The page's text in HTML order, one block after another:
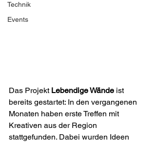
Technik
Events
Das Projekt Lebendige Wände ist
bereits gestartet: In den vergangenen
Monaten haben erste Treffen mit
Kreativen aus der Region
stattgefunden. Dabei wurden Ideen